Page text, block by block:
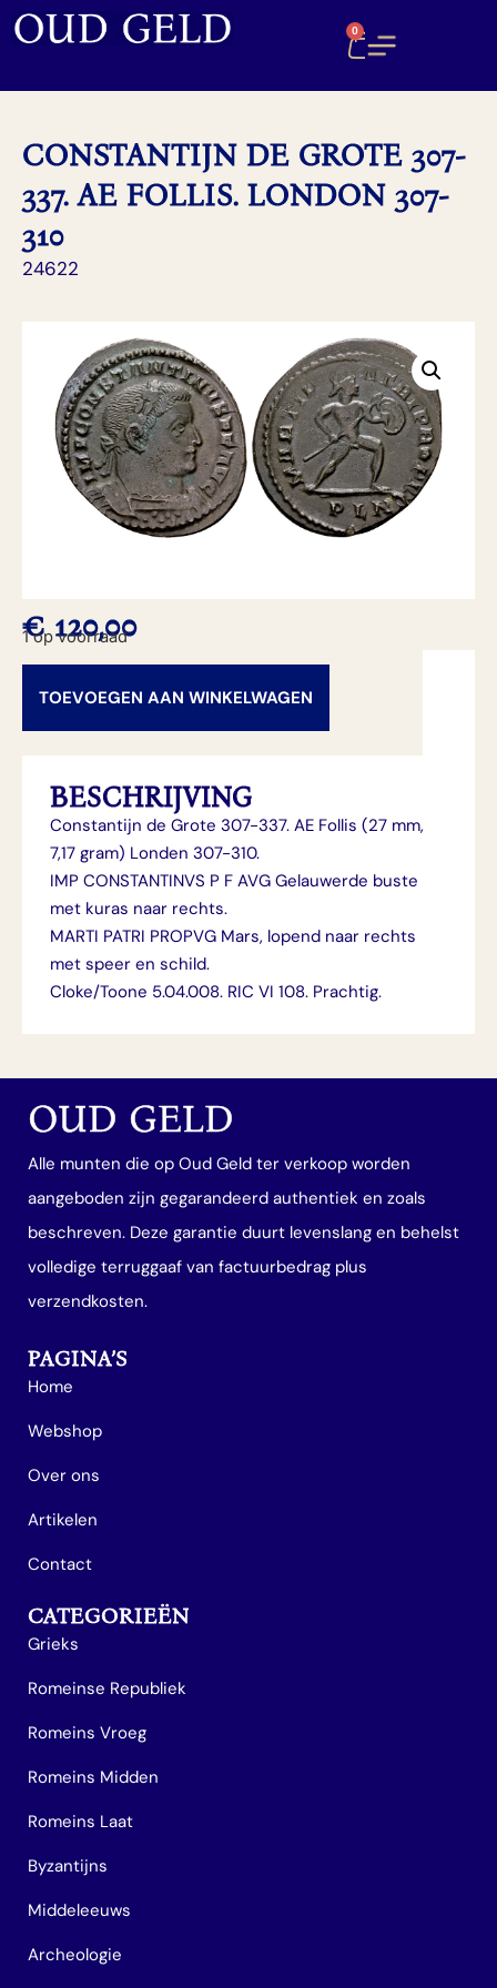
0
CONSTANTIJN DE GROTE 307-
337. AE FOLLIS. LONDON 307-
310
24622
€120,00
1 op voorraad
TOEVOEGEN AAN WINKELWAGEN
BESCHRIJVING
Constantijn de Grote 307-337. AE Follis (27 mm,
7,17 gram) Londen 307-310.
IMP CONSTANTINVS P F AVG Gelauwerde buste
met kuras naar rechts.
MARTI PATRI PROPVG Mars, lopend naar rechts
met speer en schild.
Cloke/Toone 5.04.008. RIC VI 108. Prachtig.
OUD GELD
Alle munten die op Oud Geld ter verkoop worden
aangeboden zijn gegarandeerd authentiek en zoals
beschreven. Deze garantie duurt levenslang en behelst
volledige terruggaaf van factuurbedrag plus
verzendkosten.
PAGINA’S
Home
Webshop
Over ons
Artikelen
Contact
CATEGORIEËN
Grieks
Romeinse Republiek
Romeins Vroeg
Romeins Midden
Romeins Laat
Byzantijns
Middeleeuws
Archeologie